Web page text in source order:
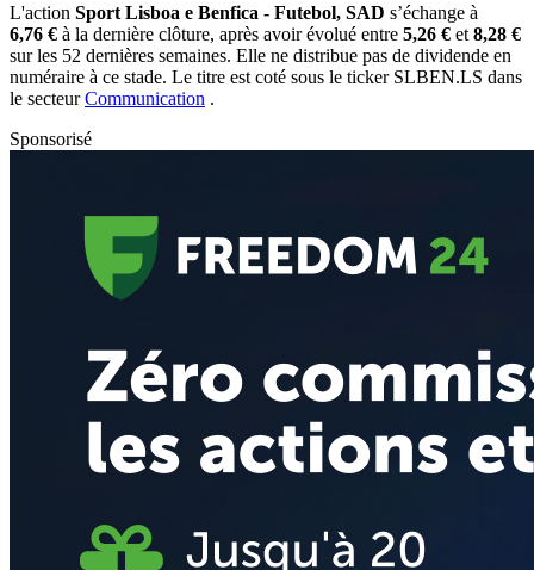
L'action Sport Lisboa e Benfica - Futebol, SAD s’échange à
6,76 € à la dernière clôture, après avoir évolué entre 5,26 € et 8,28 €
sur les 52 dernières semaines. Elle ne distribue pas de dividende en
numéraire à ce stade. Le titre est coté sous le ticker SLBEN.LS dans
le secteurCommunication .
Sponsorisé